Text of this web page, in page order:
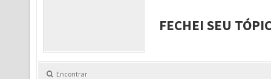
FECHEI SEU
Encontrar